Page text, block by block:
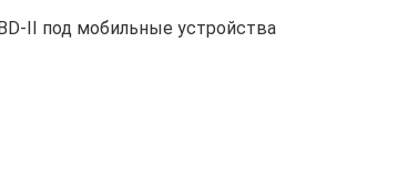
II под мобильные устройства